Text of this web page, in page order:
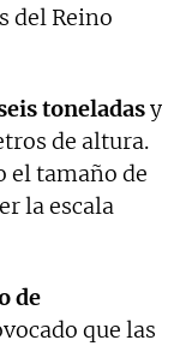
del Reino
toneladasy
de altura.
el tamaño de
la escala
de
que las